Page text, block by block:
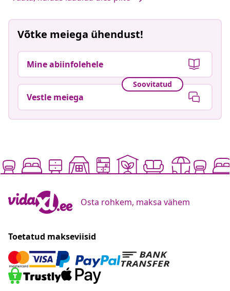
Võtke meiega ühendust!
Mine abiinfolehele
Soovitatud
Vestle meiega
Osta rohkem, maksa vähem
Toetatud makseviisid